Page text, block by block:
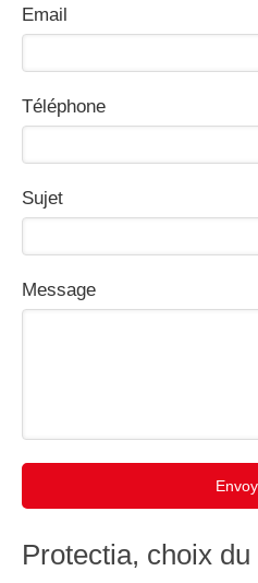
Email
Téléphone
Sujet
Message
Protectia, choix du